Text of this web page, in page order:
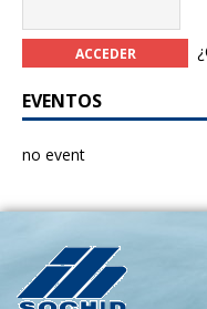
EVENTOS
no event